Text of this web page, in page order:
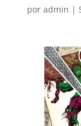
por admin |